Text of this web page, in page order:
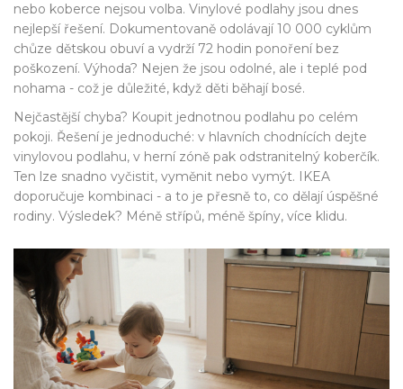
nebo koberce nejsou volba. Vinylové podlahy jsou dnes
nejlepší řešení. Dokumentovaně odolávají 10 000 cyklům
chůze dětskou obuví a vydrží 72 hodin ponoření bez
poškození. Výhoda? Nejen že jsou odolné, ale i teplé pod
nohama - což je důležité, když děti běhají bosé.
Nejčastější chyba? Koupit jednotnou podlahu po celém
pokoji. Řešení je jednoduché: v hlavních chodnících dejte
vinylovou podlahu, v herní zóně pak odstranitelný koberčík.
Ten lze snadno vyčistit, vyměnit nebo vymýt. IKEA
doporučuje kombinaci - a to je přesně to, co dělají úspěšné
rodiny. Výsledek? Méně střípů, méně špíny, více klidu.